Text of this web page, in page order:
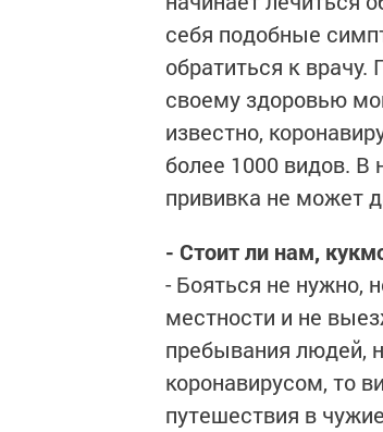
себя подобные
обратиться к
своему здоровью
известно,
более 1000 видов.
прививка не может
- Стоит ли нам,
- Бояться не нужно,
местности и не
пребывания людей,
коронавирусом, то
путешествия в